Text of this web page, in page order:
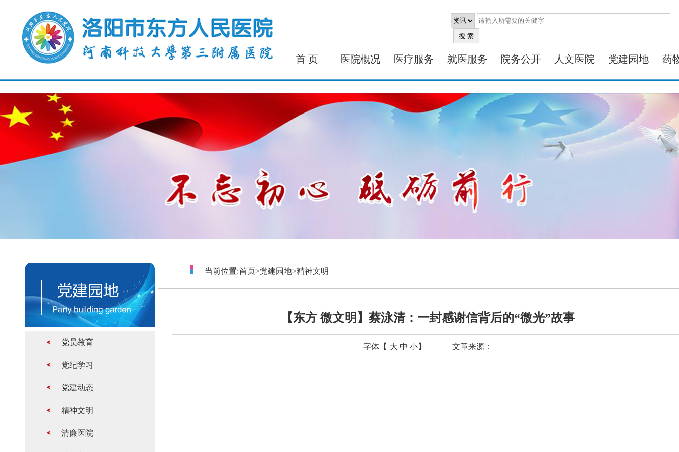
首 页 医院概况 医疗服务 就医服务 院务公开 人文医院 党建园地 药
党员教育
党纪学习
党建动态
精神文明
清廉医院
当前位置:首页>党建园地>精神文明
【东方 微文明】蔡泳清：一封感谢信背后的“微光”故事
字体【 大 中 小】 文章来源：